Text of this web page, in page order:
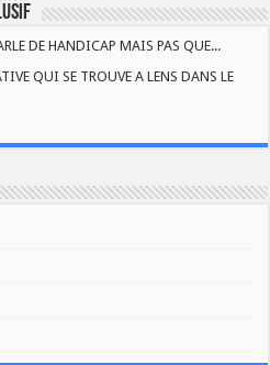
DE HANDICAP MAIS PAS QUE...
QUI SE TROUVE A LENS DANS LE